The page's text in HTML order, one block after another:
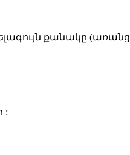
քանակը (առանց
: